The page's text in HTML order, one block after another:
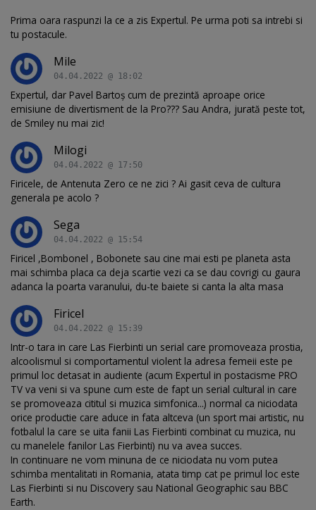
Prima oara raspunzi la ce a zis Expertul. Pe urma poti sa intrebi si
tu postacule.
Mile
04.04.2022 @ 18:02
Expertul, dar Pavel Bartoș cum de prezintă aproape orice
emisiune de divertisment de la Pro??? Sau Andra, jurată peste tot,
de Smiley nu mai zic!
Milogi
04.04.2022 @ 17:50
Firicele, de Antenuta Zero ce ne zici ? Ai gasit ceva de cultura
generala pe acolo ?
Sega
04.04.2022 @ 15:54
Firicel ,Bombonel , Bobonete sau cine mai esti pe planeta asta
mai schimba placa ca deja scartie vezi ca se dau covrigi cu gaura
adanca la poarta varanului, du-te baiete si canta la alta masa
Firicel
04.04.2022 @ 15:39
Intr-o tara in care Las Fierbinti un serial care promoveaza prostia,
alcoolismul si comportamentul violent la adresa femeii este pe
primul loc detasat in audiente (acum Expertul in postacisme PRO
TV va veni si va spune cum este de fapt un serial cultural in care
se promoveaza cititul si muzica simfonica...) normal ca niciodata
orice productie care aduce in fata altceva (un sport mai artistic, nu
fotbalul la care se uita fanii Las Fierbinti combinat cu muzica, nu
cu manelele fanilor Las Fierbinti) nu va avea succes.
In continuare ne vom minuna de ce niciodata nu vom putea
schimba mentalitati in Romania, atata timp cat pe primul loc este
Las Fierbinti si nu Discovery sau National Geographic sau BBC
Earth.